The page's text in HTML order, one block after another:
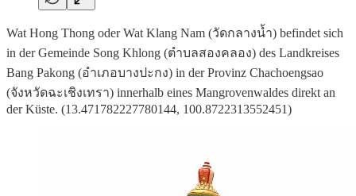
Wat Hong Thong oder Wat Klang Nam (วัดกลางน้ำ) befindet sich
in der Gemeinde Song Khlong (ตำบลสองคลอง) des Landkreises
Bang Pakong (อำเภอบางปะกง) in der Provinz Chachoengsao
(จังหวัดฉะเชิงเทรา) innerhalb eines Mangrovenwaldes direkt an
der Küste. (13.471782227780144, 100.8722313552451)